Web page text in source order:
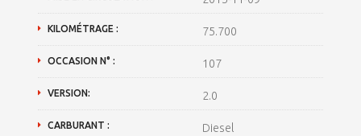
KILOMÉTRAGE : 75.700
OCCASION N° : 107
VERSION: 2.0
CARBURANT : Diesel